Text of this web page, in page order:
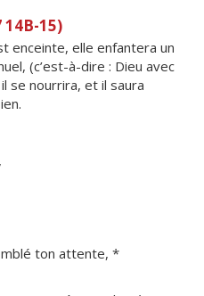
14B-15)
enceinte, elle enfantera un
(c’est-à-dire : Dieu avec
se nourrira, et il saura
ton attente, *